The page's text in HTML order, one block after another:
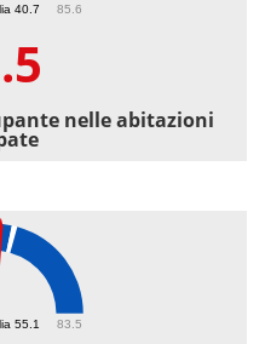
40.7 85.6
nelle abitazioni
55.1 83.5